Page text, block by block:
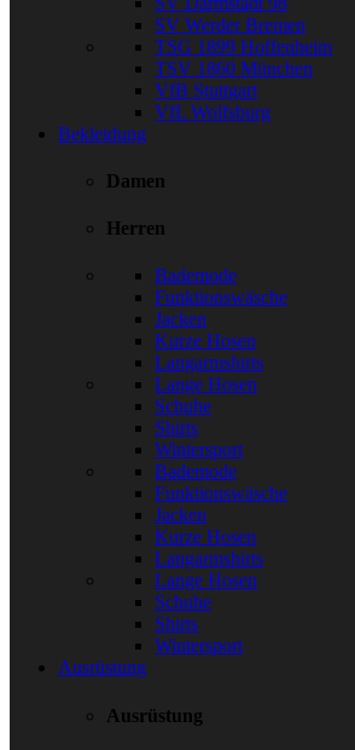
SV Werder Bremen
TSG 1899 Hoffenheim
TSV 1860 München
VfB Stuttgart
VfL Wolfsburg
Bekleidung
Damen
Herren
Bademode
Funktionswäsche
Jacken
Kurze Hosen
Langarmshirts
Lange Hosen
Schuhe
Shirts
Wintersport
Bademode
Funktionswäsche
Jacken
Kurze Hosen
Langarmshirts
Lange Hosen
Schuhe
Shirts
Wintersport
Ausrüstung
Ausrüstung